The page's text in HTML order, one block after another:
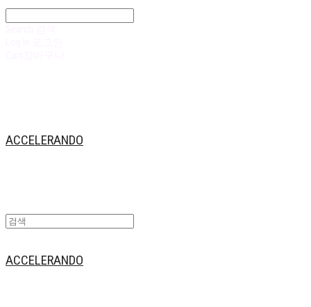
ACCELERANDO
ACCELERANDO